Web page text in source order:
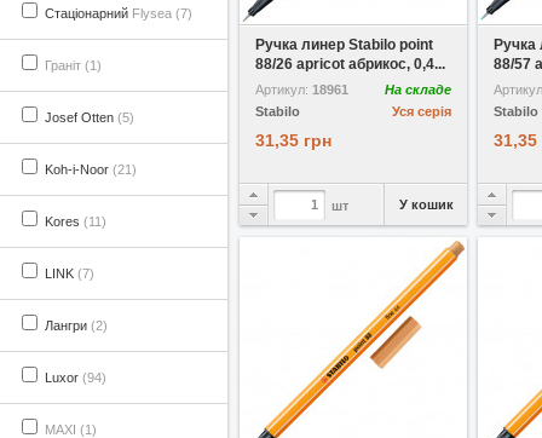
Стаціонарний Flysea (7)
Граніт (1)
Josef Otten (5)
Koh-i-Noor (21)
Kores (11)
LINK (7)
Лангри (2)
Luxor (94)
MAXI (1)
Ручка линер Stabilo point
88/26 apricot абрикос, 0,4...
Артикул: 18961
На складе
Уся серія
Stabilo
31,35 грн
шт У кошик
Ручка
88/57
Stabilo
31,35